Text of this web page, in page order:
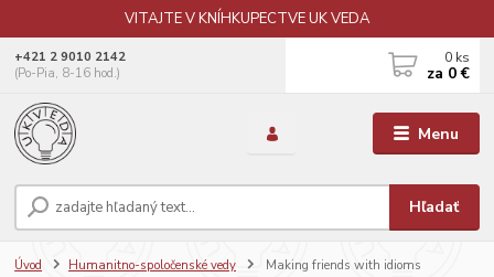
VITAJTE V KNÍHKUPECTVE UK VEDA
Menu
Hľadať
+421 2 9010 2142
(Po-Pia, 8-16 hod.)
0 ks
za 0 €
Úvod Humanitno-spoločenské vedy Making friends with idioms